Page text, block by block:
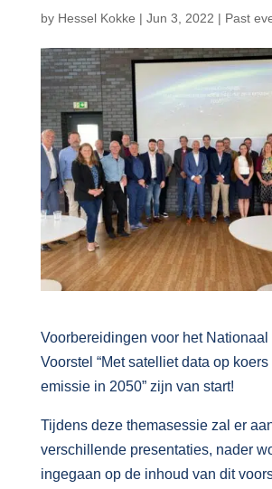
by Hessel Kokke | Jun 3, 2022 | Past
Voorbereidingen voor het Nationaal
Voorstel “Met satelliet data op
emissie in 2050” zijn van start!
Tijdens deze themasessie zal er
verschillende presentaties, nader
ingegaan op de inhoud van dit